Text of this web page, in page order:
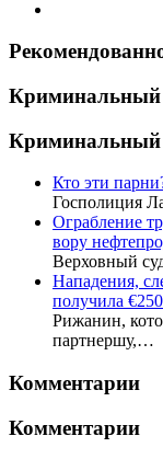
Криминальный
Криминальный
Кто эти
Госполиция
Ограбление
вору
Верховный
Нападения,
получила
Рижанин,
партнершу,…
Комментарии
Комментарии